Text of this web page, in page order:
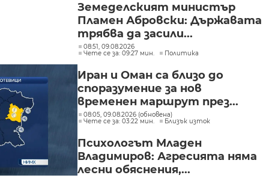
Земеделският министър
Пламен Абровски: Държавата
трябва да засили...
08:51, 09.08.2026
Чете се за: 09:27 мин.
Политика
Иран и Оман са близо до
споразумение за нов
временен маршрут през...
08:05, 09.08.2026 (обновена)
Чете се за: 03:22 мин.
Близък изток
Психологът Младен
Владимиров: Агресията няма
лесни обяснения,...